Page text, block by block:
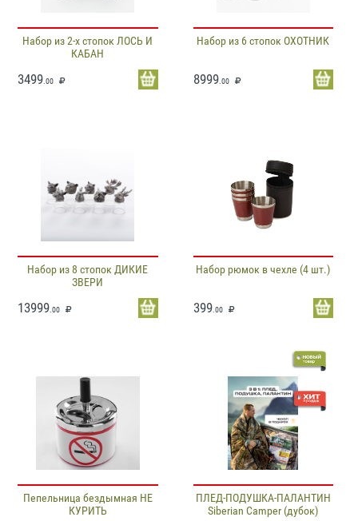
Набор из 2-х стопок ЛОСЬ И
КАБАН
3499 .00
Набор из 6 стопок ОХОТНИК
8999.00
Набор из 8 стопок ДИКИЕ
ЗВЕРИ
13999 .00
Набор рюмок в чехле (4 шт.)
399.00
Пепельница бездымная НЕ
КУРИТЬ
ПЛЕД-ПОДУШКА-ПАЛАНТИН
Siberian Camper (дубок)